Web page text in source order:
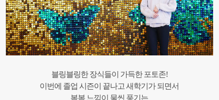
블링블링한 장식들이 가득한 포토존!
이번에 졸업 시즌이 끝나고 새학기가 되면서
봄봄 느낌이 물씬 풍기는